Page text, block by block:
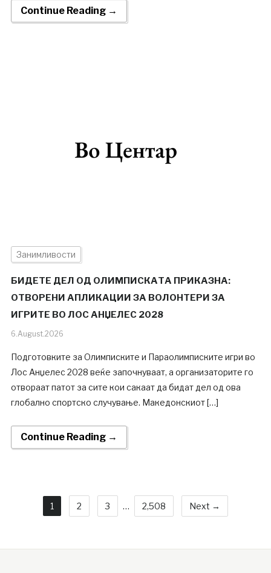
Continue Reading →
Занимливости
БИДЕТЕ ДЕЛ ОД ОЛИМПИСКАТА ПРИКАЗНА:
ОТВОРЕНИ АПЛИКАЦИИ ЗА ВОЛОНТЕРИ ЗА
ИГРИТЕ ВО ЛОС АНЏЕЛЕС 2028
6.August.2026
Подготовките за Олимписките и Параолимписките игри во
Лос Анџелес 2028 веќе започнуваат, а организаторите го
отвораат патот за сите кои сакаат да бидат дел од ова
глобално спортско случување. Македонскиот […]
Continue Reading →
1 2 3 … 2,508 Next →